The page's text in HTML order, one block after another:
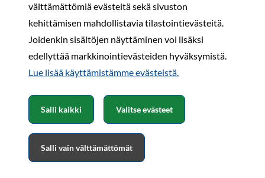
välttämättömiä evästeitä sekä sivuston
kehittämisen mahdollistavia tilastointievästeitä.
Joidenkin sisältöjen näyttäminen voi lisäksi
edellyttää markkinointievästeiden hyväksymistä.
Lue lisää käyttämistämme evästeistä.​​​​​​
Salli kaikki
Salli vain välttämättömät
Valitse evästeet
Rekisteri- ja tietosuojaselosteSopimusehdot